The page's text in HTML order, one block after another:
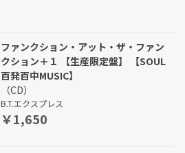
ファンクション・アット・ザ・ファン
クション＋１ 【生産限定盤】 【SOUL
百発百中MUSIC】
（CD）
B.T.エクスプレス
￥1,650